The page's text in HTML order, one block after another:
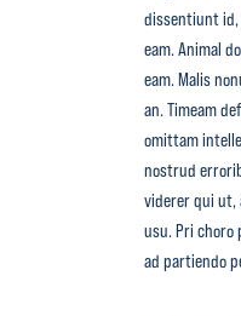
dissentiunt id,
eam. Animal
eam. Malis
an. Timeam
omittam
nostrud
viderer qui ut,
usu. Pri choro
ad partiendo